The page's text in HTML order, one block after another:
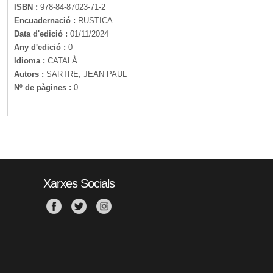
ISBN : 978-84-87023-71-2
Encuadernació : RUSTICA
Data d'edició : 01/11/2024
Any d'edició : 0
Idioma : CATALÀ
Autors : SARTRE, JEAN PAUL
Nº de pàgines : 0
Xarxes Socials